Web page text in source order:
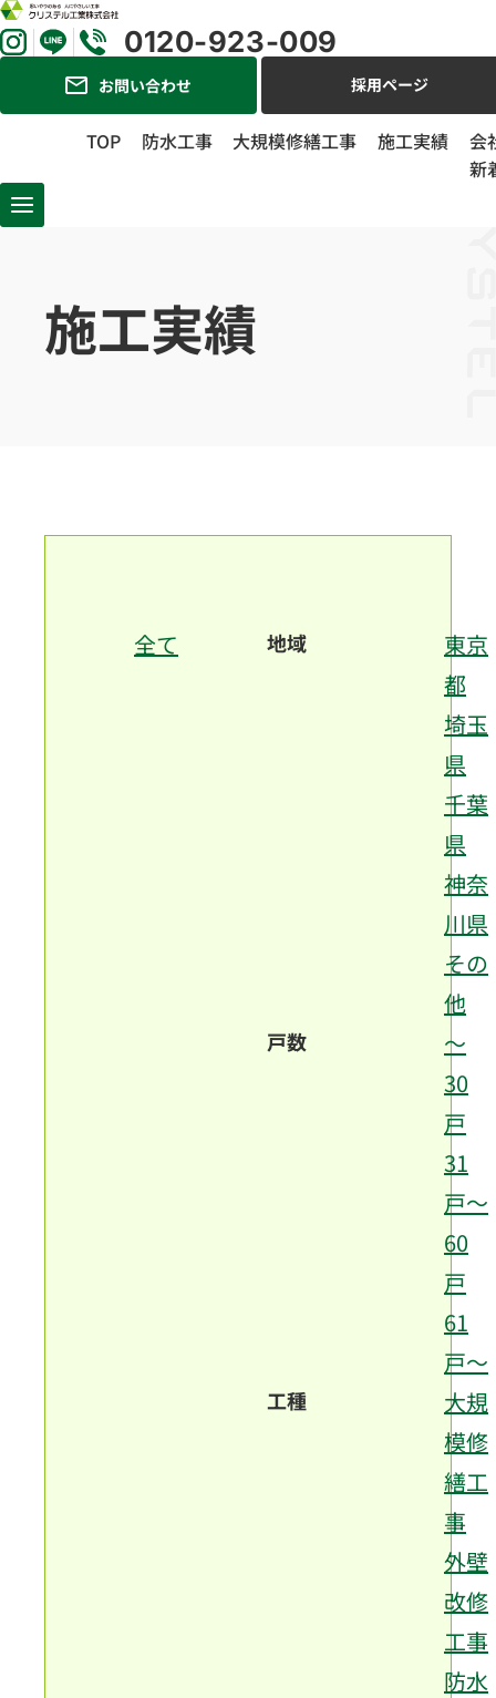
0120-923-009
お問い合わせ 採用ページ
TOP 防水工事 大規模修繕工事 施工実績
会
新
施工実績
全て 地域
東京
都
埼玉
県
千葉
県
神奈
川県
その
他
戸数
～
30
戸
31
戸～
60
戸
61
戸～
工種
大規
模修
繕工
事
外壁
改修
工事
防水